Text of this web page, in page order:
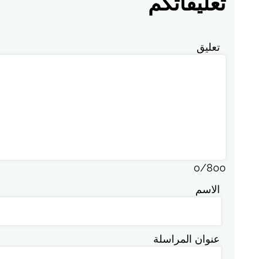
تعليق
0/800
الاسم
عنوان المراسلة